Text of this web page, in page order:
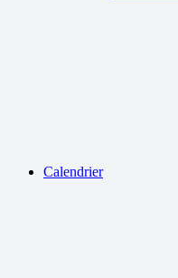
Calendrier